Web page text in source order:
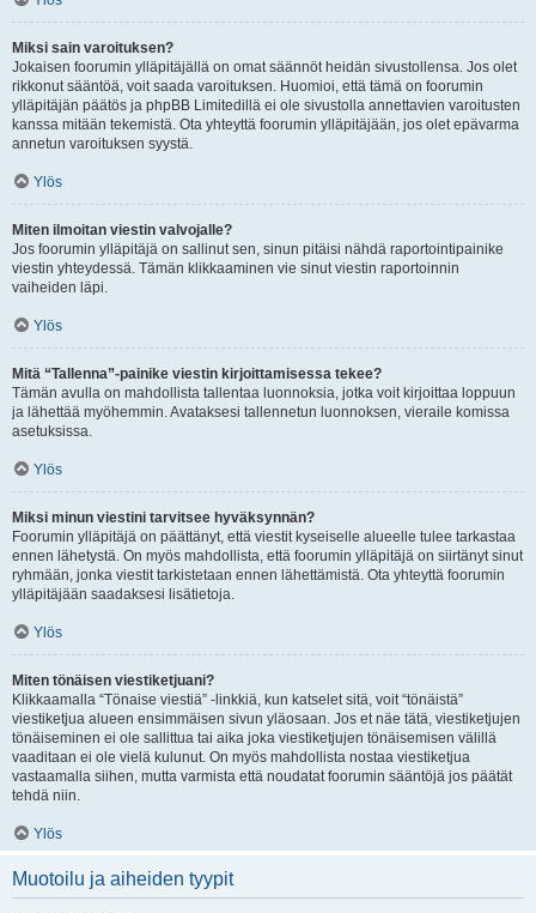
Miksi sain varoituksen?
Jokaisen foorumin ylläpitäjällä on omat säännöt heidän sivustollensa. Jos olet
rikkonut sääntöä, voit saada varoituksen. Huomioi, että tämä on foorumin
ylläpitäjän päätös ja phpBB Limitedillä ei ole sivustolla annettavien varoitusten
kanssa mitään tekemistä. Ota yhteyttä foorumin ylläpitäjään, jos olet epävarma
annetun varoituksen syystä.
Ylös
Miten ilmoitan viestin valvojalle?
Jos foorumin ylläpitäjä on sallinut sen, sinun pitäisi nähdä raportointipainike
viestin yhteydessä. Tämän klikkaaminen vie sinut viestin raportoinnin
vaiheiden läpi.
Ylös
Mitä “Tallenna”-painike viestin kirjoittamisessa tekee?
Tämän avulla on mahdollista tallentaa luonnoksia, jotka voit kirjoittaa loppuun
ja lähettää myöhemmin. Avataksesi tallennetun luonnoksen, vieraile komissa
asetuksissa.
Ylös
Miksi minun viestini tarvitsee hyväksynnän?
Foorumin ylläpitäjä on päättänyt, että viestit kyseiselle alueelle tulee tarkastaa
ennen lähetystä. On myös mahdollista, että foorumin ylläpitäjä on siirtänyt sinut
ryhmään, jonka viestit tarkistetaan ennen lähettämistä. Ota yhteyttä foorumin
ylläpitäjään saadaksesi lisätietoja.
Ylös
Miten tönäisen viestiketjuani?
Klikkaamalla “Tönaise viestiä” -linkkiä, kun katselet sitä, voit “tönäistä”
viestiketjua alueen ensimmäisen sivun yläosaan. Jos et näe tätä, viestiketjujen
tönäiseminen ei ole sallittua tai aika joka viestiketjujen tönäisemisen välillä
vaaditaan ei ole vielä kulunut. On myös mahdollista nostaa viestiketjua
vastaamalla siihen, mutta varmista että noudatat foorumin sääntöjä jos päätät
tehdä niin.
Ylös
Muotoilu ja aiheiden tyypit